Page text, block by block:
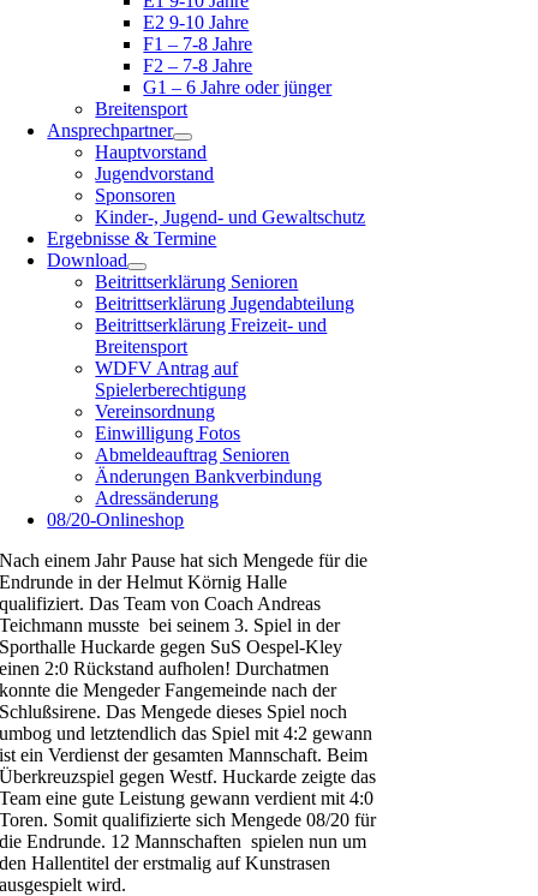
E2 9-10 Jahre
F1 – 7-8 Jahre
F2 – 7-8 Jahre
G1 – 6 Jahre oder jünger
Breitensport
Ansprechpartner
Hauptvorstand
Jugendvorstand
Sponsoren
Kinder-, Jugend- und Gewaltschutz
Ergebnisse & Termine
Download
Beitrittserklärung Senioren
Beitrittserklärung Jugendabteilung
Beitrittserklärung Freizeit- und
Breitensport
WDFV Antrag auf
Spielerberechtigung
Vereinsordnung
Einwilligung Fotos
Abmeldeauftrag Senioren
Änderungen Bankverbindung
Adressänderung
08/20-Onlineshop
Nach einem Jahr Pause hat sich Mengede für die
Endrunde in der Helmut Körnig Halle
qualifiziert. Das Team von Coach Andreas
Teichmann musste bei seinem 3. Spiel in der
Sporthalle Huckarde gegen SuS Oespel-Kley
einen 2:0 Rückstand aufholen! Durchatmen
konnte die Mengeder Fangemeinde nach der
Schlußsirene. Das Mengede dieses Spiel noch
umbog und letztendlich das Spiel mit 4:2 gewann
ist ein Verdienst der gesamten Mannschaft. Beim
Überkreuzspiel gegen Westf. Huckarde zeigte das
Team eine gute Leistung gewann verdient mit 4:0
Toren. Somit qualifizierte sich Mengede 08/20 für
die Endrunde. 12 Mannschaften spielen nun um
den Hallentitel der erstmalig auf Kunstrasen
ausgespielt wird.